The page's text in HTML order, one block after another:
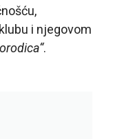
i njegovom
.